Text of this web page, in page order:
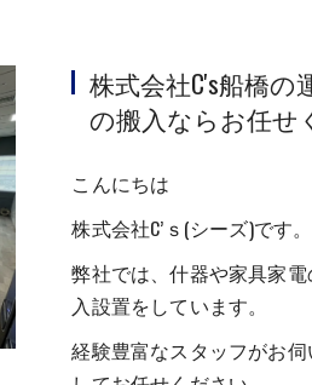
株式会社C's船橋
の搬入ならお任せ
こんにちは
株式会社C’ｓ(シーズ)です。
弊社では、什器や家具家
入設置をしています。
経験豊富なスタッフがお